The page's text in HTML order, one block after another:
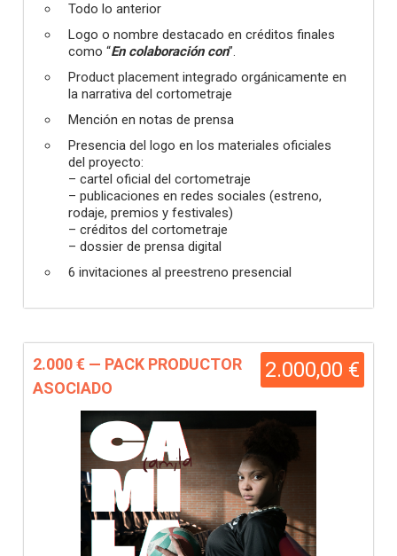
Todo lo anterior
Logo o nombre destacado en créditos finales
como “En colaboración con”.
Product placement integrado orgánicamente en
la narrativa del cortometraje
Mención en notas de prensa
Presencia del logo en los materiales oficiales
del proyecto:
– cartel oficial del cortometraje
– publicaciones en redes sociales (estreno,
rodaje, premios y festivales)
– créditos del cortometraje
– dossier de prensa digital
6 invitaciones al preestreno presencial
2.000,00 €
2.000 € — PACK PRODUCTOR
ASOCIADO